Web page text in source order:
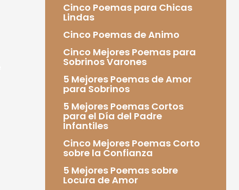
Cinco Poemas para Chicas
Lindas
Cinco Poemas de Animo
Cinco Mejores Poemas para
Sobrinos Varones
5 Mejores Poemas de Amor
para Sobrinos
5 Mejores Poemas Cortos
para el Día del Padre
Infantiles
Cinco Mejores Poemas Corto
sobre la Confianza
5 Mejores Poemas sobre
Locura de Amor